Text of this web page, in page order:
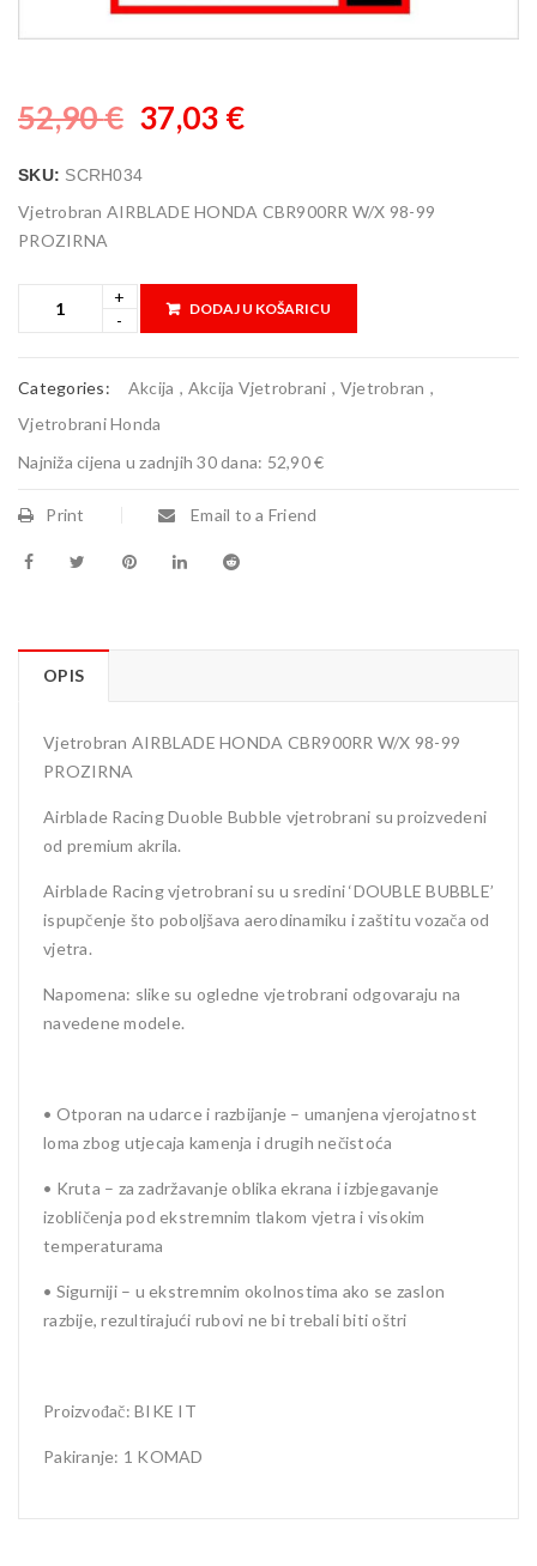
52,90€ 37,03 €
SKU: SCRH034
Vjetrobran AIRBLADE HONDA CBR900RR W/X 98-99
PROZIRNA
DODAJ U KOŠARICU
Categories: Akcija , Akcija Vjetrobrani , Vjetrobran ,
Vjetrobrani Honda
Najniža cijena u zadnjih 30 dana: 52,90 €
Print Email to a Friend
OPIS
Vjetrobran AIRBLADE HONDA CBR900RR W/X 98-99
PROZIRNA
Airblade Racing Duoble Bubble vjetrobrani su proizvedeni
od premium akrila.
Airblade Racing vjetrobrani su u sredini ‘DOUBLE BUBBLE’
ispupčenje što poboljšava aerodinamiku i zaštitu vozača od
vjetra.
Napomena: slike su ogledne vjetrobrani odgovaraju na
navedene modele.
• Otporan na udarce i razbijanje – umanjena vjerojatnost
loma zbog utjecaja kamenja i drugih nečistoća
• Kruta – za zadržavanje oblika ekrana i izbjegavanje
izobličenja pod ekstremnim tlakom vjetra i visokim
temperaturama
• Sigurniji – u ekstremnim okolnostima ako se zaslon
razbije, rezultirajući rubovi ne bi trebali biti oštri
Proizvođač: BIKE IT
Pakiranje: 1 KOMAD